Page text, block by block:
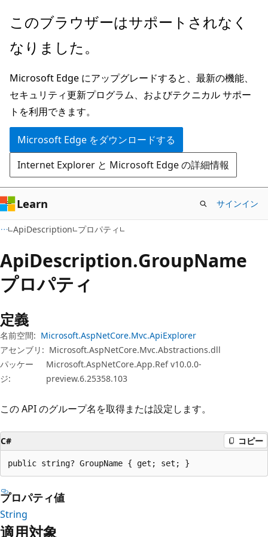
メ
ン
ン
テ
ン
ツ
に
ス
キ
ッ
プ
ペ
ジ
ナ
ビ
ゲ
ー
シ
ョ
ン
に
ス
キ
プ
このブラウザーはサポートされなく
なりました。
Microsoft Edge にアップグレードすると、最新の機能、
セキュリティ更新プログラム、およびテクニカル サポー
トを利用できます。
Microsoft Edge をダウンロードする
Internet Explorer と Microsoft Edge の詳細情報
Learn サインイン
ApiDescription プロパティ
ApiDescription.GroupName
プロパティ
定義
名前空間: Microsoft.AspNetCore.Mvc.ApiExplorer
アセンブリ: Microsoft.AspNetCore.Mvc.Abstractions.dll
パッケー
ジ:
Microsoft.AspNetCore.App.Ref v10.0.0-
preview.6.25358.103
この API のグループ名を取得または設定します。
C# コピー
public string? GroupName { get; set; }
プロパティ値
String
適用対象